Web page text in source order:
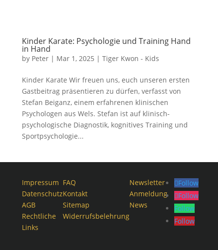
Kinder Karate: Psychologie und Training Hand
in Hand
by Peter| Mar 1, 2025 | Tiger Kwon - Kids
Kinder Karate Wir freuen uns, euch unseren ersten
Gastbeitrag präsentieren zu dürfen, verfasst von
Stefan Beiganz, einem erfahrenen klinischen
Psychologen aus Wels. Stefan ist auf klinisch-
psychologische Diagnostik, kognitives Training und
Sportpsychologie...
Impressum
Datenschutz
AGB
Rechtliche
Links
FAQ
Kontakt
Sitemap
Widerrufsbelehrung
Newsletter
Anmeldung
News
Follow
Follow
Follow
Follow